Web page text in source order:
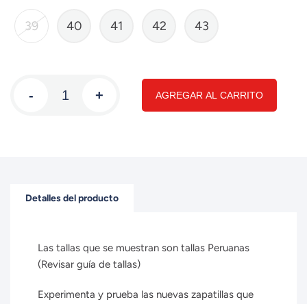
39 40 41 42 43
- + AGREGAR AL CARRITO
Detalles del producto
Las tallas que se muestran son tallas Peruanas
(Revisar guía de tallas)
Experimenta y prueba las nuevas zapatillas que